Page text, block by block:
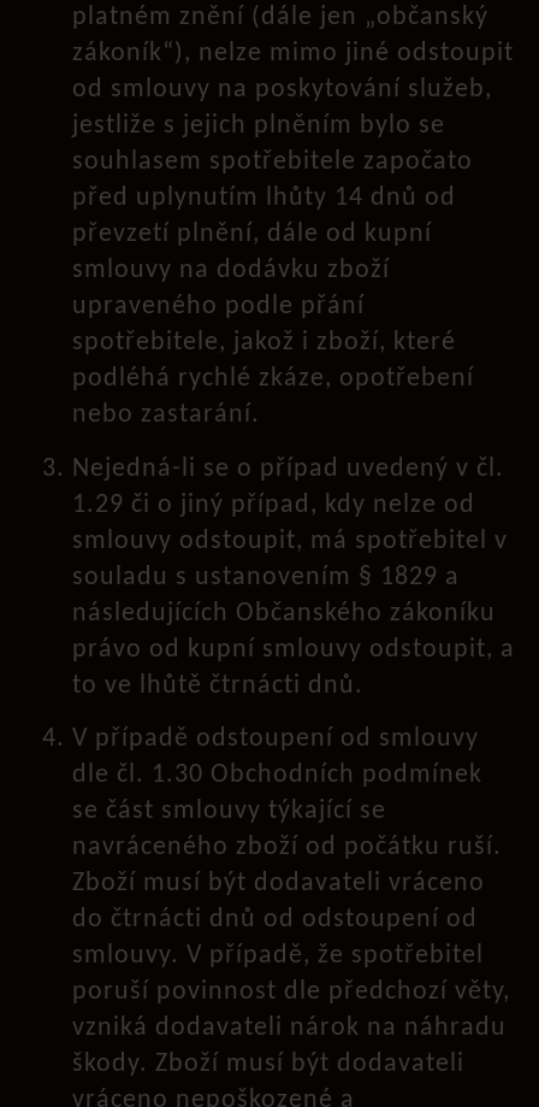
platném znění (dále jen „občanský
zákoník“), nelze mimo jiné odstoupit
od smlouvy na poskytování služeb,
jestliže s jejich plněním bylo se
souhlasem spotřebitele započato
před uplynutím lhůty 14 dnů od
převzetí plnění, dále od kupní
smlouvy na dodávku zboží
upraveného podle přání
spotřebitele, jakož i zboží, které
podléhá rychlé zkáze, opotřebení
nebo zastarání.
Nejedná-li se o případ uvedený v čl.
1.29 či o jiný případ, kdy nelze od
smlouvy odstoupit, má spotřebitel v
souladu s ustanovením § 1829 a
následujících Občanského zákoníku
právo od kupní smlouvy odstoupit, a
to ve lhůtě čtrnácti dnů.
V případě odstoupení od smlouvy
dle čl. 1.30 Obchodních podmínek
se část smlouvy týkající se
navráceného zboží od počátku ruší.
Zboží musí být dodavateli vráceno
do čtrnácti dnů od odstoupení od
smlouvy. V případě, že spotřebitel
poruší povinnost dle předchozí věty,
vzniká dodavateli nárok na náhradu
škody. Zboží musí být dodavateli
vráceno nepoškozené a